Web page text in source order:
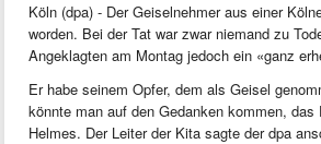
Köln (dpa) - Der Geiselnehmer aus einer
worden. Bei der Tat war zwar niemand zu
Angeklagten am Montag jedoch ein «ganz
Er habe seinem Opfer, dem als Geisel
könnte man auf den Gedanken kommen,
Helmes. Der Leiter der Kita sagte der dpa